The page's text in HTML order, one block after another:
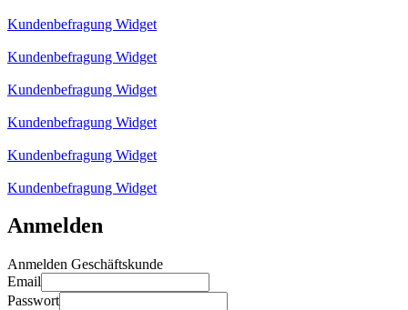
Kundenbefragung Widget
Kundenbefragung Widget
Kundenbefragung Widget
Kundenbefragung Widget
Kundenbefragung Widget
Kundenbefragung Widget
Anmelden
Anmelden Geschäftskunde
Email
Passwort